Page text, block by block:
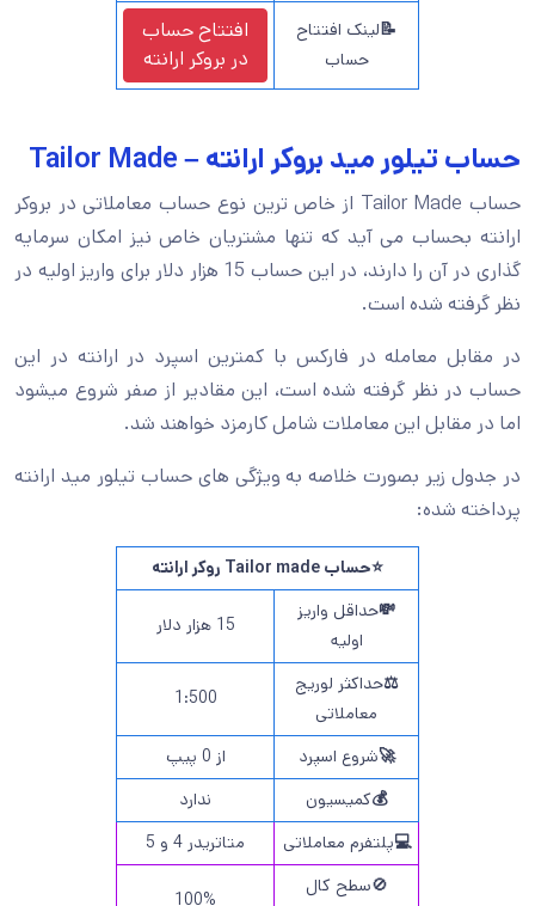
📝لینک افتتاح
حساب
افتتاح حساب
در بروکر ارانته
حساب تیلور مید بروکر ارانته – Tailor Made
حساب Tailor Made از خاص ترین نوع حساب معاملاتی در بروکر
ارانته بحساب می آید که تنها مشتریان خاص نیز امکان سرمایه
گذاری در آن را دارند، در این حساب 15 هزار دلار برای واریز اولیه در
نظر گرفته شده است.
در مقابل معامله در فارکس با کمترین اسپرد در ارانته در این
حساب در نظر گرفته شده است، این مقادیر از صفر شروع میشود
اما در مقابل این معاملات شامل کارمزد خواهند شد.
در جدول زیر بصورت خلاصه به ویژگی های حساب تیلور مید ارانته
پرداخته شده:
⭐حساب Tailor made روکر ارانته
💸حداقل واریز
اولیه
15 هزار دلار
⚖️حداکثر لوریج
معاملاتی
1:500
🚀شروع اسپرد
از 0 پیپ
💰کمیسیون
ندارد
💻پلتفرم معاملاتی
متاتریدر 4 و 5
🚫سطح کال
100%